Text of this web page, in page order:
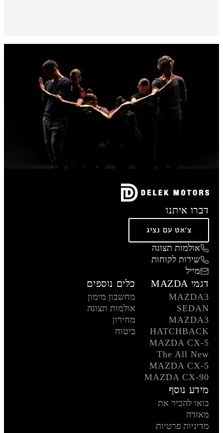
דברו איתנו
צ'אט עם נציג
אולמות תצוגה
שירות לקוחות
מייל
דגמי MAZDA
MAZDA3
SEDAN
MAZDA3
HATCHBACK
MAZDA CX-5
The All New
MAZDA CX-5
MAZDA CX-90
כלים נוספים
מחשבון מימון
אולמות תצוגה
מחירון
ביטוח
מידע נוסף
בואו להכיר את
מאזדה
מדיניות פרטיות